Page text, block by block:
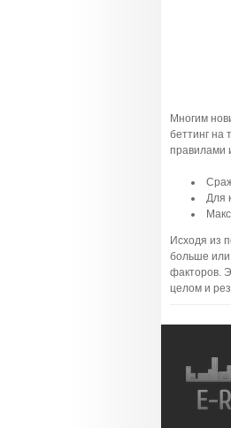
Многим
беттинг на
правилами
Для
Исходя из
больше или
факторов.
целом и